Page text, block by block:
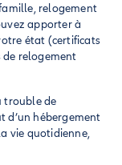
relogement
apporter à
état (certificats
relogement
trouble de
d’un hébergement
vie quotidienne,